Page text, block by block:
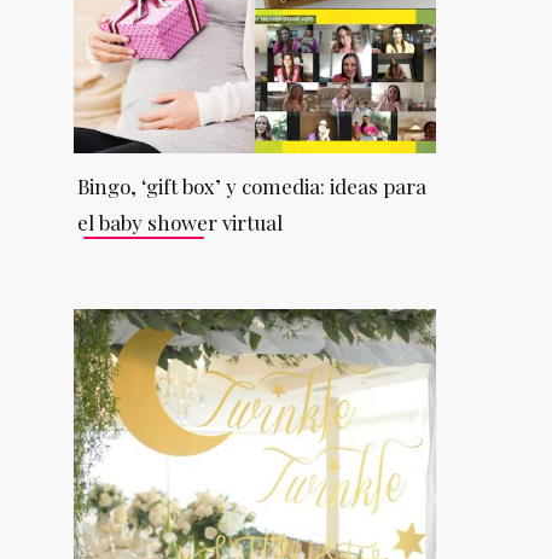
Bingo, ‘gift box’ y comedia: ideas para
el baby shower virtual